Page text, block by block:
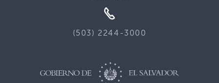
(503) 2244-3000